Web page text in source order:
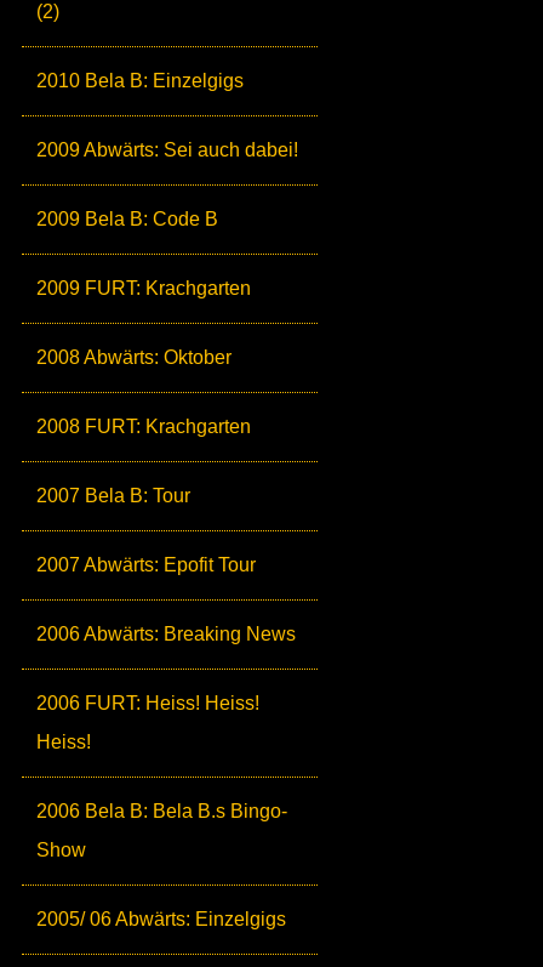
(2)
2010 Bela B: Einzelgigs
2009 Abwärts: Sei auch dabei!
2009 Bela B: Code B
2009 FURT: Krachgarten
2008 Abwärts: Oktober
2008 FURT: Krachgarten
2007 Bela B: Tour
2007 Abwärts: Epofit Tour
2006 Abwärts: Breaking News
2006 FURT: Heiss! Heiss!
Heiss!
2006 Bela B: Bela B.s Bingo-
Show
2005/ 06 Abwärts: Einzelgigs